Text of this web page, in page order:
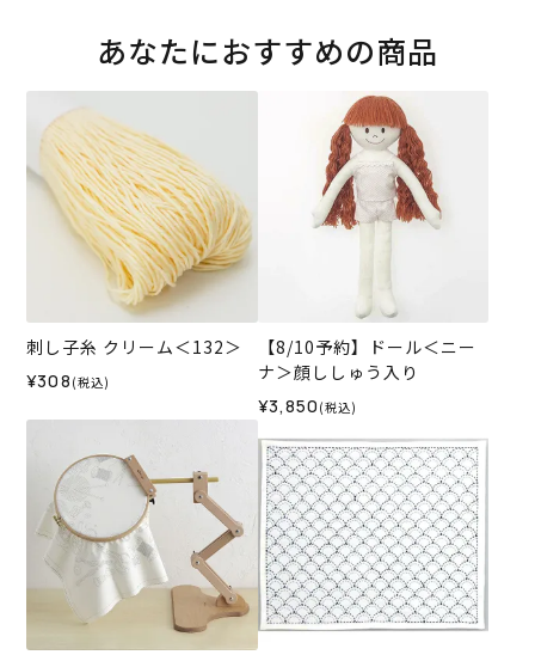
あなたにおすすめの商品
刺し子糸 クリーム＜132＞
¥308 (税込)
【8/10予約】ドール＜ニー
ナ＞顔ししゅう入り
¥3,850 (税込)